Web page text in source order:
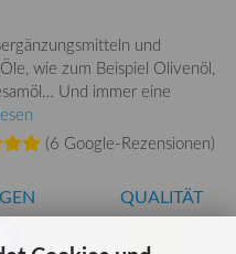
und
wie zum Beispiel Olivenöl,
Und immer eine
(6 Google-Rezensionen)
QUALITÄT